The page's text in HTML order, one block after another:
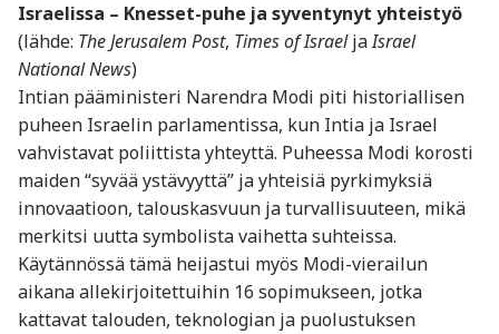
Israelissa – Knesset-puhe ja syventynyt yhteistyö
(lähde: The Jerusalem Post, Times of IsraeljaIsrael
National News)
Intian pääministeri Narendra Modi piti historiallisen
puheen Israelin parlamentissa, kun Intia ja Israel
vahvistavat poliittista yhteyttä. Puheessa Modi korosti
maiden “syvää ystävyyttä” ja yhteisiä pyrkimyksiä
innovaatioon, talouskasvuun ja turvallisuuteen, mikä
merkitsi uutta symbolista vaihetta suhteissa.
Käytännössä tämä heijastui myös Modi-vierailun
aikana allekirjoitettuihin 16 sopimukseen, jotka
kattavat talouden, teknologian ja puolustuksen